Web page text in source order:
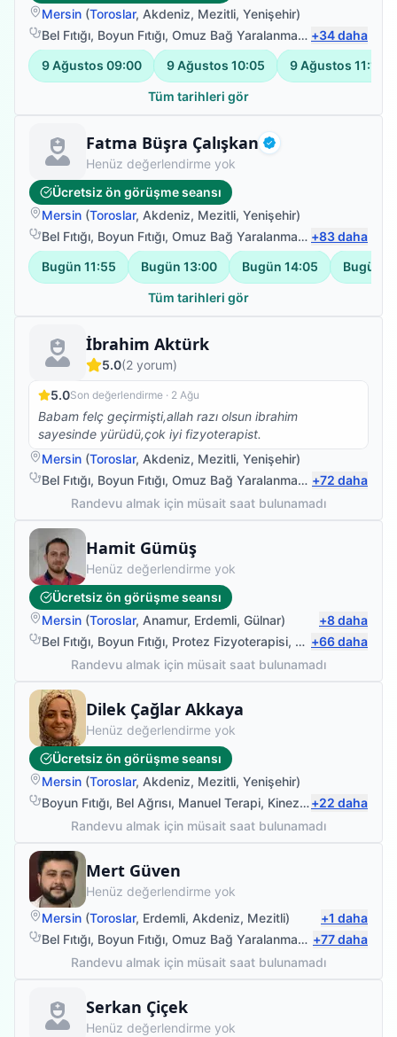
Mersin (Toroslar, Akdeniz, Mezitli, Yenişehir)
Bel Fıtığı, Boyun Fıtığı, Omuz Bağ Yaralanması ,Bel Ağrısı
+34daha
9 Ağustos 09:00 9 Ağustos 10:05 9 Ağustos 11:10
Tüm tarihleri gör
Fatma Büşra Çalışkan Doğrulanmış
Fizyoterapist
Henüz değerlendirme yok
Ücretsiz ön görüşme seansı
Mersin (Toroslar, Akdeniz, Mezitli, Yenişehir)
Bel Fıtığı, Boyun Fıtığı, Omuz Bağ Yaralanması ,Sırt Ağrısı
+83daha
Bugün 11:55 Bugün 13:00 Bugün 14:05 Bugün
Tüm tarihleri gör
İbrahim Aktürk
Fizyoterapist
5.0(2 yorum)
5.0Son değerlendirme · 2 Ağu
Babam felç geçirmişti,allah razı olsun ibrahim
sayesinde yürüdü,çok iyi fizyoterapist.
Mersin (Toroslar, Akdeniz, Mezitli, Yenişehir)
Bel Fıtığı, Boyun Fıtığı, Omuz Bağ Yaralanması ,Protez
+72 daha
Randevu almak için müsait saat bulunamadı
Hamit Gümüş
Fizyoterapist
Henüz değerlendirme yok
Ücretsiz ön görüşme seansı
Mersin (Toroslar, Anamur, Erdemli, Gülnar) +8daha
Bel Fıtığı, Boyun Fıtığı, Protez Fizyoterapisi, Sırt Ağrısı
+66daha
Randevu almak için müsait saat bulunamadı
Dilek Çağlar Akkaya
Fizyoterapist
Henüz değerlendirme yok
Ücretsiz ön görüşme seansı
Mersin (Toroslar, Akdeniz, Mezitli, Yenişehir)
Boyun Fıtığı, Bel Ağrısı, Manuel Terapi, Kinezyolojik Bantlama +22 daha
Randevu almak için müsait saat bulunamadı
Mert Güven
Fizyoterapist
Henüz değerlendirme yok
Mersin (Toroslar, Erdemli, Akdeniz, Mezitli) +1 daha
Bel Fıtığı, Boyun Fıtığı, Omuz Bağ Yaralanması ,Protez
+77daha
Randevu almak için müsait saat bulunamadı
Serkan Çiçek
Fizyoterapist
Henüz değerlendirme yok